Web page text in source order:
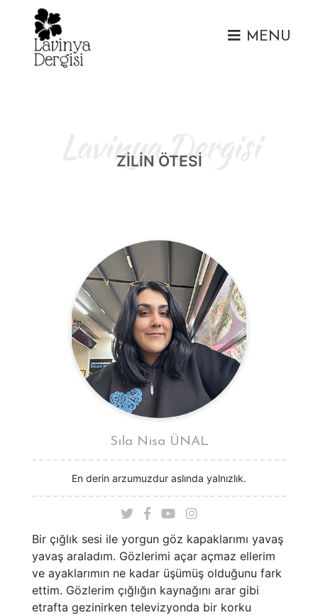
MENU
Lavinya Dergisi
ZİLİN ÖTESİ
Sıla Nisa ÜNAL
En derin arzumuzdur aslında yalnızlık.
Bir çığlık sesi ile yorgun göz kapaklarımı yavaş
yavaş araladım. Gözlerimi açar açmaz ellerim
ve ayaklarımın ne kadar üşümüş olduğunu fark
ettim. Gözlerim çığlığın kaynağını arar gibi
etrafta gezinirken televizyonda bir korku